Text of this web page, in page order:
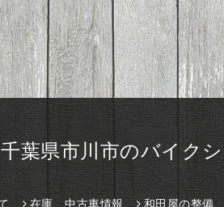
葉県市川市のバイク
在庫、中古車情報 和田屋の整備